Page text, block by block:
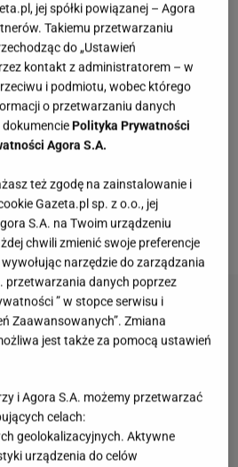
ekranach pojawiła się historia
wielkiej mody, nikt nie
się ona tak ważnym
całego pokolenia. Postać
się symbolem władzy,
stylu, a Andy Sachs
To właśnie te
napięcia zbudowały legendę
jej spółki powiązanej – Agora
Takiemu przetwarzaniu
do „Ustawień
kontakt z administratorem – w
i podmiotu, wobec którego
o przetwarzaniu danych
Polityka Prywatności
Agora S.A.
też zgodę na zainstalowanie i
Gazeta.pl sp. z o.o., jej
S.A. na Twoim urządzeniu
chwili zmienić swoje preferencje
narzędzie do zarządzania
przetwarzania danych poprzez
” w stopce serwisu i
Zaawansowanych”. Zmiana
jest także za pomocą ustawień
i Agora S.A. możemy przetwarzać
celach:
geolokalizacyjnych. Aktywne
urządzenia do celów